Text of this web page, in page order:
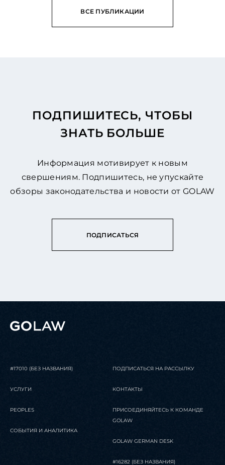
ВСЕ ПУБЛИКАЦИИ
ПОДПИШИТЕСЬ, ЧТОБЫ
ЗНАТЬ БОЛЬШЕ
Информация мотивирует к новым
свершениям. Подпишитесь, не упускайте
обзоры законодательства и новости от GOLAW
ПОДПИСАТЬСЯ
#17010 (БЕЗ НАЗВАНИЯ)
УСЛУГИ
PEOPLES
СОБЫТИЯ И АНАЛИТИКА
ПОДПИСАТЬСЯ НА РАССЫЛКУ
КОНТАКТЫ
ПРИСОЕДИНЯЙТЕСЬ К КОМАНДЕ
GOLAW
GOLAW GERMAN DESK
#16282 (БЕЗ НАЗВАНИЯ)